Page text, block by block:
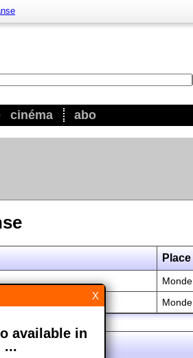
cinéma abo
Place
Monde
Monde
X
available in
...